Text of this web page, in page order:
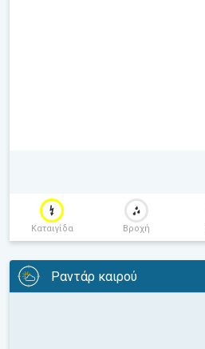
Καταιγίδα Βροχή
Ραντάρ καιρού